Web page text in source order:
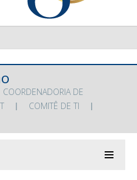
COORDENADORIA DE
COMITÊ DE TI